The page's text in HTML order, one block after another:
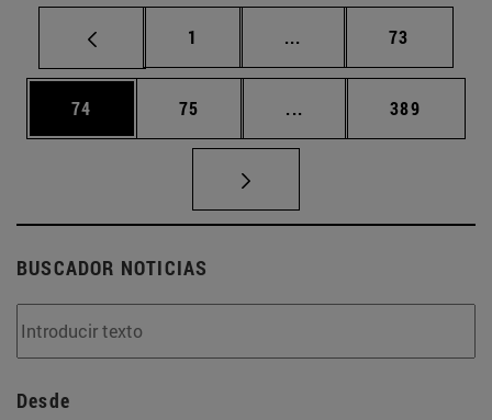
Página
1 ... Páginas intermedias
Página
73
Página
74 Página
75 ... Páginas intermedias
Página
389
BUSCADOR NOTICIAS
Desde